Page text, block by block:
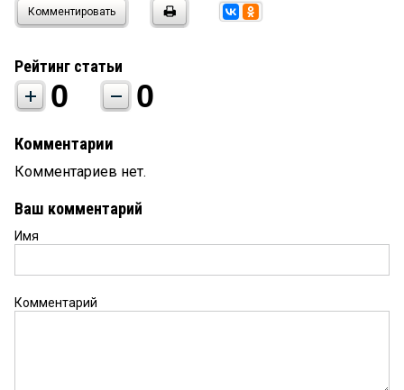
Комментировать
Рейтинг статьи
0 0
Комментарии
Комментариев нет.
Ваш комментарий
Имя
Комментарий